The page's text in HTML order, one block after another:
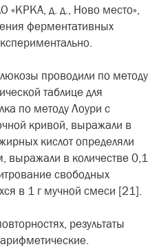
«КРКА, д. д., Ново место»,
ферментативных
проводили по методу
таблице для
по методу Лоури с
кривой, выражали в
кислот определяли
выражали в количестве 0,1
свободных
в 1 г мучной смеси [21].
результаты